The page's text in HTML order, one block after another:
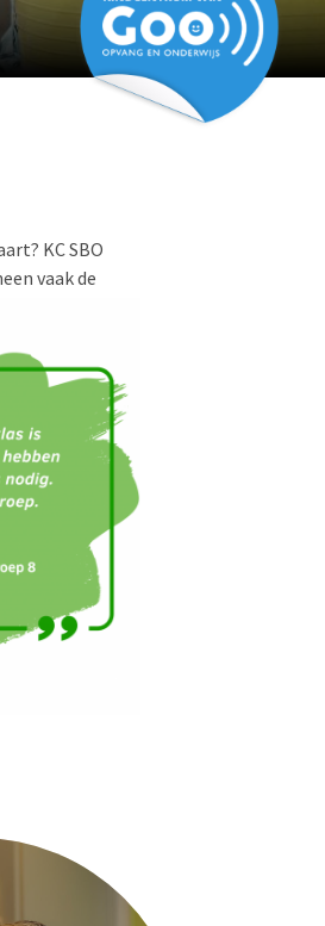
KC SBO
vaak de